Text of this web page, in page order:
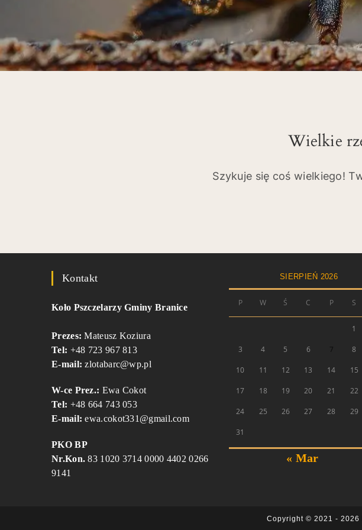
Wielkie
Szykuje się coś wielkiego!
Kontakt
Koło Pszczelarzy Gminy Branice
Prezes: Mateusz Koziura
Tel: +48 723 967 813
E-mail: zlotabarc@wp.pl
W-ce Prez.: Ewa Cokot
Tel: +48 664 743 053
E-mail: ewa.cokot331@gmail.com
PKO BP
Nr.Kon. 83 1020 3714 0000 4402 0266
9141
SIERPIEŃ 2026
P W Ś C P S
1
3 4 5 6 8
10 11 12 13 14 15
17 18 19 20 21 22
24 25 26 27 28 29
31
« Mar
Copyright © 2021 - 2026